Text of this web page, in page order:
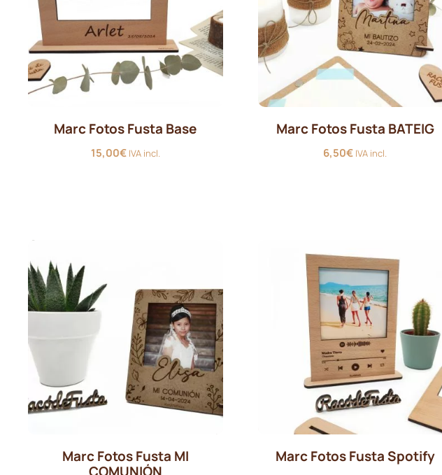
Marc Fotos Fusta Base
15,00€ IVA incl.
Marc Fotos Fusta BATEIG
6,50€ IVA incl.
Marc Fotos Fusta MI
Marc Fotos Fusta Spotify